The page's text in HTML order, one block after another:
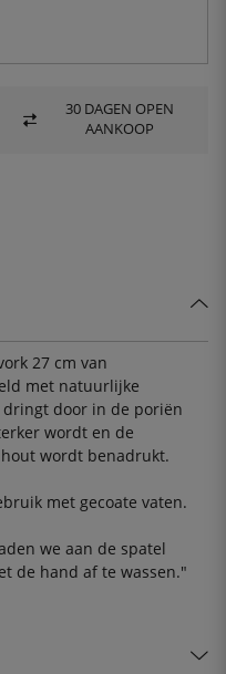
30 DAGEN OPEN
AANKOOP
27 cm van
met natuurlijke
door in de poriën
wordt en de
wordt benadrukt.
met gecoate vaten.
we aan de spatel
de hand af te wassen."